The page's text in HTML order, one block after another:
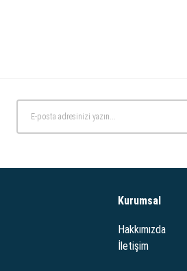
Kurumsal
Hakkımızda
İletişim